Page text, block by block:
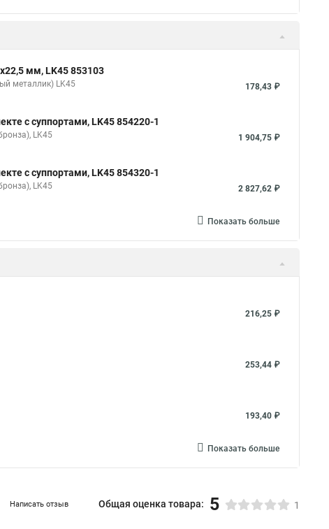
мм, LK45 853103
металлик) LK45 178,43 ₽
с суппортами, LK45 854220-1
LK45 1 904,75 ₽
с суппортами, LK45 854320-1
LK45 2 827,62 ₽
Показать больше
216,25 ₽
253,44 ₽
193,40 ₽
Показать больше
Написать отзыв Общая оценка товара: 5 1